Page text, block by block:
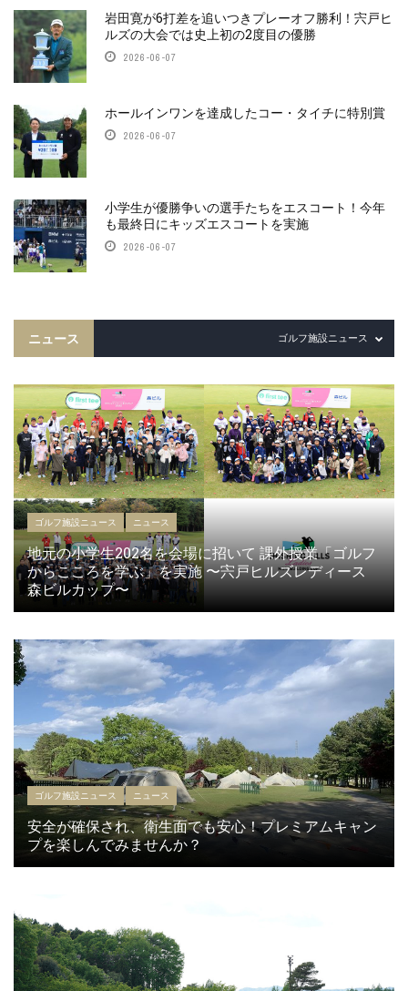
岩田寛が6打差を追いつきプレーオフ勝利！宍戸ヒ
ルズの大会では史上初の2度目の優勝
2026-06-07
ホールインワンを達成したコー・タイチに特別賞
2026-06-07
小学生が優勝争いの選手たちをエスコート！今年
も最終日にキッズエスコートを実施
2026-06-07
ニュース ゴルフ施設ニュース
ゴルフ施設ニュース ニュース
地元の小学生202名を会場に招いて 課外授業「ゴルフ
からこころを学ぶ」を実施 〜宍戸ヒルズレディース
森ビルカップ〜
ゴルフ施設ニュース ニュース
安全が確保され、衛生面でも安心！プレミアムキャン
プを楽しんでみませんか？